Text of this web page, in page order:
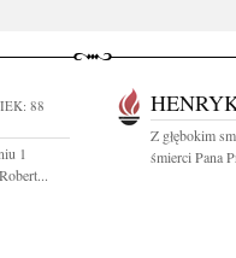
88
1
Z głębokim
śmierci Pana